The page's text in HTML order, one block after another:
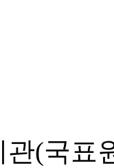
(국표